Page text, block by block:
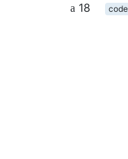
18